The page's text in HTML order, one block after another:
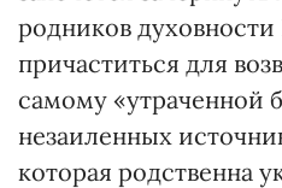
родников духовности
причаститься для
самому «утраченной
незаиленных
которая родственна